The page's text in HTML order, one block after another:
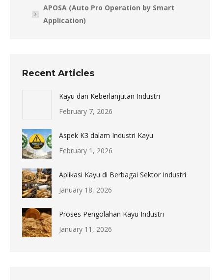
APOSA (Auto Pro Operation by Smart
Application)
Recent Articles
Kayu dan Keberlanjutan Industri
February 7, 2026
Aspek K3 dalam Industri Kayu
February 1, 2026
Aplikasi Kayu di Berbagai Sektor Industri
January 18, 2026
Proses Pengolahan Kayu Industri
January 11, 2026